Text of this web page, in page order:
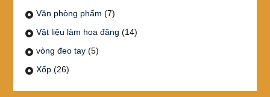
Văn phòng phẩm (7)
Vật liệu làm hoa đăng (14)
vòng đeo tay (5)
Xốp (26)